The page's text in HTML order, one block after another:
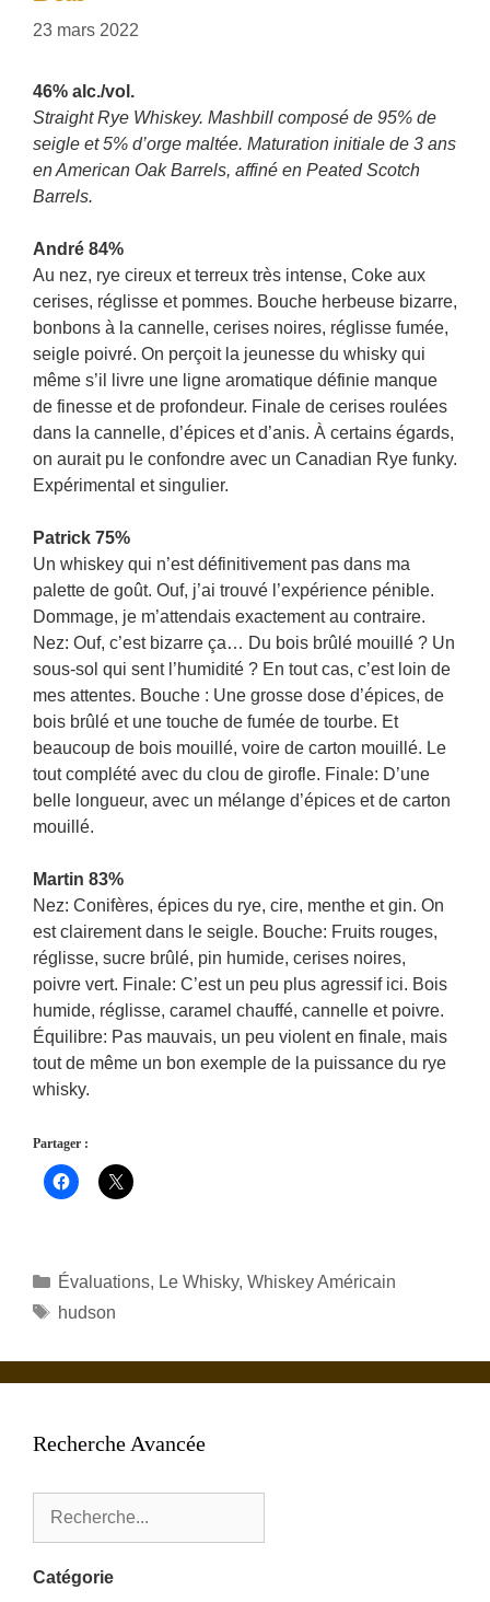
23 mars 2022
46% alc./vol.
Straight Rye Whiskey. Mashbill composé de 95% de
seigle et 5% d’orge maltée. Maturation initiale de 3 ans
en American Oak Barrels, affiné en Peated Scotch
Barrels.
André 84%
Au nez, rye cireux et terreux très intense, Coke aux
cerises, réglisse et pommes. Bouche herbeuse bizarre,
bonbons à la cannelle, cerises noires, réglisse fumée,
seigle poivré. On perçoit la jeunesse du whisky qui
même s’il livre une ligne aromatique définie manque
de finesse et de profondeur. Finale de cerises roulées
dans la cannelle, d’épices et d’anis. À certains égards,
on aurait pu le confondre avec un Canadian Rye funky.
Expérimental et singulier.
Patrick 75%
Un whiskey qui n’est définitivement pas dans ma
palette de goût. Ouf, j’ai trouvé l’expérience pénible.
Dommage, je m’attendais exactement au contraire.
Nez: Ouf, c’est bizarre ça… Du bois brûlé mouillé ? Un
sous-sol qui sent l’humidité ? En tout cas, c’est loin de
mes attentes. Bouche : Une grosse dose d’épices, de
bois brûlé et une touche de fumée de tourbe. Et
beaucoup de bois mouillé, voire de carton mouillé. Le
tout complété avec du clou de girofle. Finale: D’une
belle longueur, avec un mélange d’épices et de carton
mouillé.
Martin 83%
Nez: Conifères, épices du rye, cire, menthe et gin. On
est clairement dans le seigle. Bouche: Fruits rouges,
réglisse, sucre brûlé, pin humide, cerises noires,
poivre vert. Finale: C’est un peu plus agressif ici. Bois
humide, réglisse, caramel chauffé, cannelle et poivre.
Équilibre: Pas mauvais, un peu violent en finale, mais
tout de même un bon exemple de la puissance du rye
whisky.
Partager :
Catégories
Évaluations, Le Whisky, Whiskey Américain
Étiquettes
hudson
Recherche Avancée
Catégorie